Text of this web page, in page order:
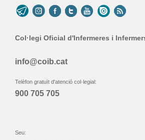
Col·legi Oficial d'Infermeres i
info@coib.cat
Telèfon gratuït d'atenció col·legial:
900 705 705
Seu: